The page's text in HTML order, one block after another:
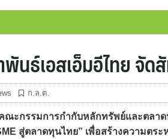
นธ์เอสเอ็มอีไทย จัด
ก.ล.ต.
ณะกรรมการกำกับหลักทรัพย์และตลา
สู่ตลาดทุนไทย” เพื่อสร้างความตระ